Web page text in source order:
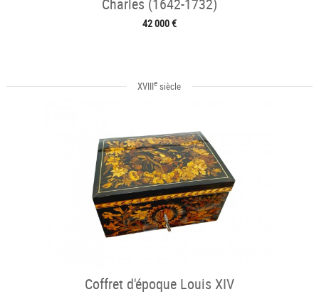
Charles (1642-1732)
42 000 €
XVIIIe siècle
Coffret d'époque Louis XIV